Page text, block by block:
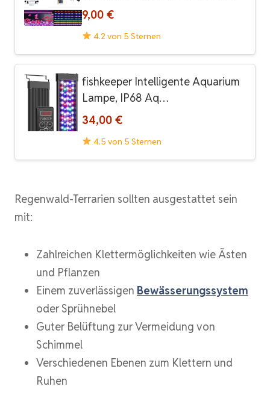
9,00 €
4.2 von 5 Sternen
fishkeeper Intelligente Aquarium
Lampe, IP68 Aq…
34,00 €
4.5 von 5 Sternen
Regenwald-Terrarien sollten ausgestattet sein
mit:
Zahlreichen Klettermöglichkeiten wie Ästen
und Pflanzen
Einem zuverlässigen Bewässerungssystem
oder Sprühnebel
Guter Belüftung zur Vermeidung von
Schimmel
Verschiedenen Ebenen zum Klettern und
Ruhen